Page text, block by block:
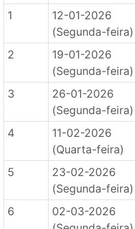
1
12-01-2026
(Segunda-feira)
2
19-01-2026
(Segunda-feira)
3
26-01-2026
(Segunda-feira)
4
11-02-2026
(Quarta-feira)
5
23-02-2026
(Segunda-feira)
6
02-03-2026